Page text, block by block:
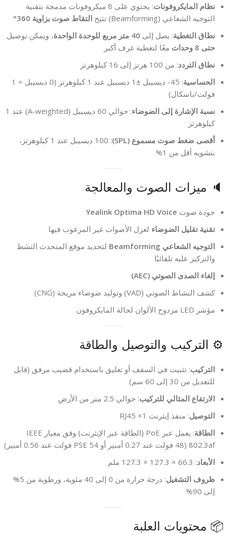
نظام المايكروفونات
: يحتوي على 8 ميكروفونات مدمجة بتقنية
التوجيه الشعاعي (Beamforming) تتيح
التقاط صوت بزاوية 360°
نطاق التغطية: يصل إلى 40 متر مربع للوحدة الواحدة
، ويمكن توصيل
حتى 8 وحدات
معًا لتغطية غرف أكبر
نطاق التردد: من 100 هرتز إلى 16 كيلوهرتز
الحساسية
: ‎-45 ديسيبل ±1 ديسيبل عند 1 كيلوهرتز (0 ديسيبل = 1
فولت/باسكال)
نسبة الإشارة إلى الضوضاء
: حوالي 60 ديسيبل (A-weighted) عند 1
كيلوهرتز
أقصى ضغط صوت مسموع (SPL)
: 100 ديسيبل عند 1 كيلوهرتز،
بتشويه أقل من 1%
🔈 ميزات الصوت والمعالجة
جودة صوت Yealink Optima HD Voice
تقنية تقليل الضوضاء لعزل الأصوات غير المرغوب فيها
التوجيه الشعاعي Beamforming
لتحديد موقع المتحدث النشط
والتركيز عليه تلقائيًا
إلغاء الصدى الصوتي (AEC)
كشف النشاط الصوتي (VAD) وتوليد ضوضاء مريحة (CNG)
مؤشر LED مزدوج الألوان لحالة المايكروفون
⚙ التركيب والتوصيل والطاقة
التركيب: تثبيت في السقف أو تعليق باستخدام قضيب مرفق (قابل
للتعديل من 30 إلى 60 سم)
الارتفاع المثالي للتركيب: حوالي 2.5 متر من الأرض
التوصيل: منفذ إيثرنت RJ45 ×1
الطاقة
: يعمل عبر PoE (الطاقة عبر الإيثرنت) وفق معيار IEEE
802.3af (48 فولت عند 0.27 أمبير أو PSE 54 فولت عند 0.56 أمبير)
الأبعاد: ‎127.3 × 127.3 × 66.3 ملم
ظروف التشغيل
: درجة حرارة من 0 إلى 40 مئوية، ورطوبة من 5%
إلى 90%
📦 محتويات العلبة